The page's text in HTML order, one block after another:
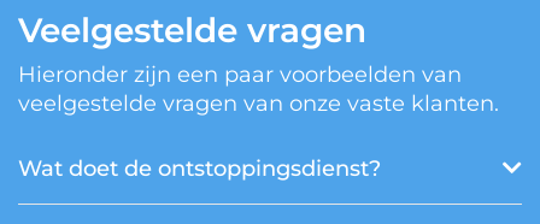
Veelgestelde vragen
Hieronder zijn een paar voorbeelden van
veelgestelde vragen van onze vaste klanten.
Wat doet de ontstoppingsdienst?